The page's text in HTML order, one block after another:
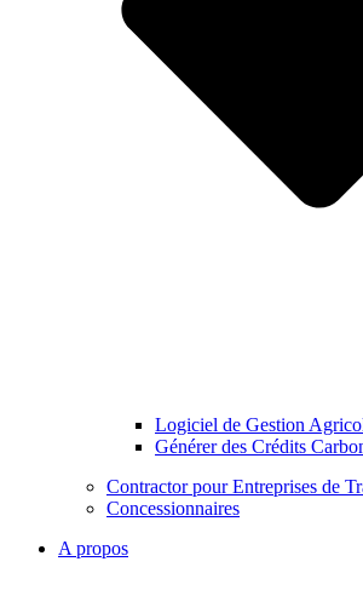
Logiciel de Gestion
Générer des Crédits
Contractor pour Entreprises de
Concessionnaires
A propos